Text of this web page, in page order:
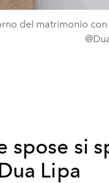
del matrimonio
spose si
Lipa